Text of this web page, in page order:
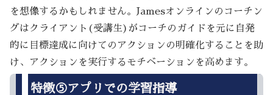
を想像するかもしれません。Jamesオンラインのコーチン
グはクライアント(受講生)がコーチのガイドを元に自発
的に目標達成に向けてのアクションの明確化することを助
け、アクションを実行するモチベーションを高めます。
特徴⑤アプリでの学習指導